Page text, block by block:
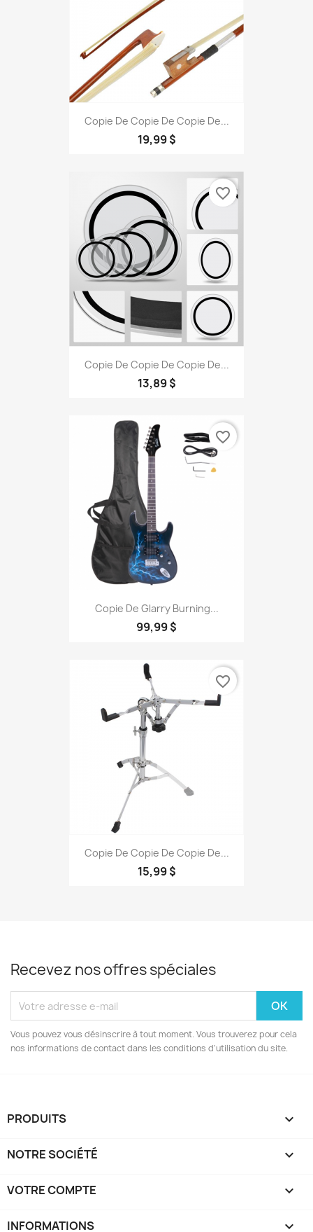
Copie De Copie De Copie De...
19,99 $
Copie De Copie De Copie De...
13,89 $
favorite_border
Copie De Glarry Burning...
99,99 $
favorite_border
Copie De Copie De Copie De...
15,99 $
favorite_border
Recevez nos offres spéciales
Vous pouvez vous désinscrire à tout moment. Vous trouverez pour cela
nos informations de contact dans les conditions d'utilisation du site.
PRODUITS 
NOTRE SOCIÉTÉ 
VOTRE COMPTE 
INFORMATIONS keyboard_arrow_down